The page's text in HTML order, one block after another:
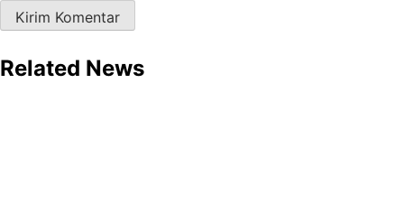
Related News